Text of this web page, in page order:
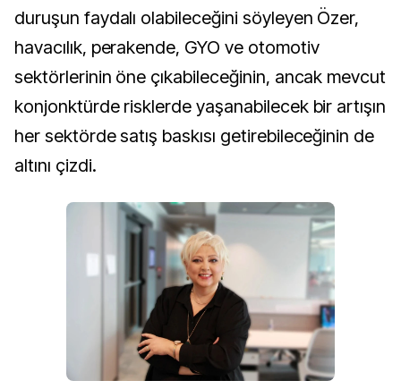
duruşun faydalı olabileceğini söyleyen Özer,
havacılık, perakende, GYO ve otomotiv
sektörlerinin öne çıkabileceğinin, ancak mevcut
konjonktürde risklerde yaşanabilecek bir artışın
her sektörde satış baskısı getirebileceğinin de
altını çizdi.